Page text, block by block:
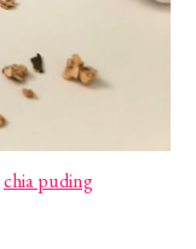
chia puding